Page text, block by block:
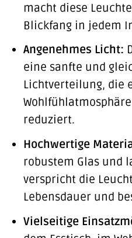
macht diese
Blickfang in jedem
Angenehmes Licht:
eine sanfte und
Lichtverteilung, die
reduziert.
Hochwertige
robustem Glas und
verspricht die
Lebensdauer und
Vielseitige